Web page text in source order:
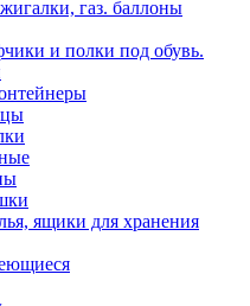
газ. баллоны
и полки под обувь.
ящики для хранения